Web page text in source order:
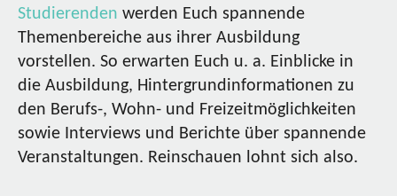
Studierenden werden Euch spannende
Themenbereiche aus ihrer Ausbildung
vorstellen. So erwarten Euch u. a. Einblicke in
die Ausbildung, Hintergrundinformationen zu
den Berufs-, Wohn- und Freizeitmöglichkeiten
sowie Interviews und Berichte über spannende
Veranstaltungen. Reinschauen lohnt sich also.